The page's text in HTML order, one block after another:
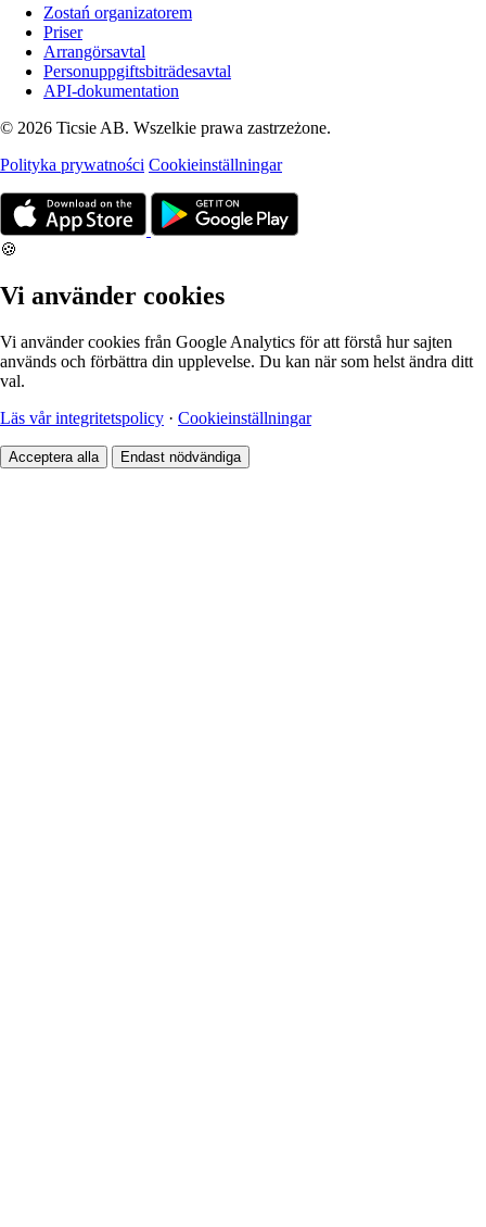
Zostań organizatorem
Priser
Arrangörsavtal
Personuppgiftsbiträdesavtal
API-dokumentation
© 2026 Ticsie AB. Wszelkie prawa zastrzeżone.
Polityka prywatności Cookieinställningar
🍪
Vi använder cookies
Vi använder cookies från Google Analytics för att förstå hur sajten
används och förbättra din upplevelse. Du kan när som helst ändra ditt
val.
Läs vår integritetspolicy · Cookieinställningar
Acceptera alla Endast nödvändiga